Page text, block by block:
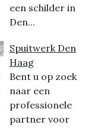
een schilder in
Den...
Spuitwerk Den
Haag
Bent u op zoek
naar een
professionele
partner voor